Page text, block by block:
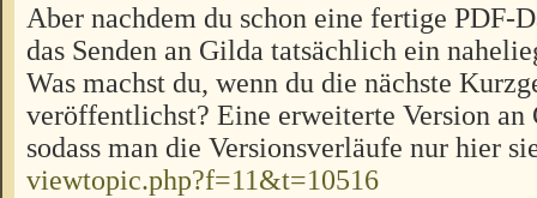
Aber nachdem du schon eine fertige PDF-
das Senden an Gilda tatsächlich ein
Was machst du, wenn du die nächste
veröffentlichst? Eine erweiterte Version an
sodass man die Versionsverläufe nur hier
viewtopic.php?f=11&t=10516